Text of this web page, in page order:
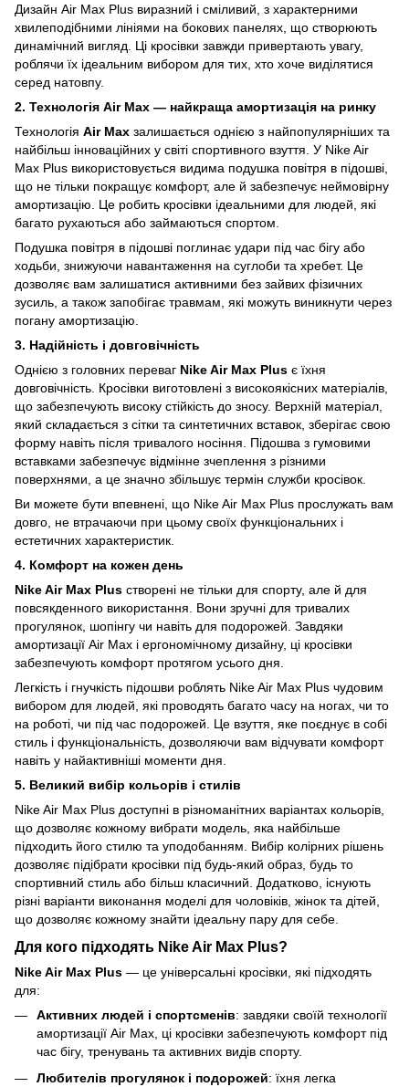
Дизайн Air Max Plus виразний і сміливий, з характерними
хвилеподібними лініями на бокових панелях, що створюють
динамічний вигляд. Ці кросівки завжди привертають увагу,
роблячи їх ідеальним вибором для тих, хто хоче виділятися
серед натовпу.
2. Технологія Air Max — найкраща амортизація на ринку
Технологія Air Max залишається однією з найпопулярніших та
найбільш інноваційних у світі спортивного взуття. У Nike Air
Max Plus використовується видима подушка повітря в підошві,
що не тільки покращує комфорт, але й забезпечує неймовірну
амортизацію. Це робить кросівки ідеальними для людей, які
багато рухаються або займаються спортом.
Подушка повітря в підошві поглинає удари під час бігу або
ходьби, знижуючи навантаження на суглоби та хребет. Це
дозволяє вам залишатися активними без зайвих фізичних
зусиль, а також запобігає травмам, які можуть виникнути через
погану амортизацію.
3. Надійність і довговічність
Однією з головних переваг Nike Air Max Plus є їхня
довговічність. Кросівки виготовлені з високоякісних матеріалів,
що забезпечують високу стійкість до зносу. Верхній матеріал,
який складається з сітки та синтетичних вставок, зберігає свою
форму навіть після тривалого носіння. Підошва з гумовими
вставками забезпечує відмінне зчеплення з різними
поверхнями, а це значно збільшує термін служби кросівок.
Ви можете бути впевнені, що Nike Air Max Plus прослужать вам
довго, не втрачаючи при цьому своїх функціональних і
естетичних характеристик.
4. Комфорт на кожен день
Nike Air Max Plus створені не тільки для спорту, але й для
повсякденного використання. Вони зручні для тривалих
прогулянок, шопінгу чи навіть для подорожей. Завдяки
амортизації Air Max і ергономічному дизайну, ці кросівки
забезпечують комфорт протягом усього дня.
Легкість і гнучкість підошви роблять Nike Air Max Plus чудовим
вибором для людей, які проводять багато часу на ногах, чи то
на роботі, чи під час подорожей. Це взуття, яке поєднує в собі
стиль і функціональність, дозволяючи вам відчувати комфорт
навіть у найактивніші моменти дня.
5. Великий вибір кольорів і стилів
Nike Air Max Plus доступні в різноманітних варіантах кольорів,
що дозволяє кожному вибрати модель, яка найбільше
підходить його стилю та уподобанням. Вибір колірних рішень
дозволяє підібрати кросівки під будь-який образ, будь то
спортивний стиль або більш класичний. Додатково, існують
різні варіанти виконання моделі для чоловіків, жінок та дітей,
що дозволяє кожному знайти ідеальну пару для себе.
Для кого підходять Nike Air Max Plus?
Nike Air Max Plus — це універсальні кросівки, які підходять
для:
Активних людей і спортсменів: завдяки своїй технології
амортизації Air Max, ці кросівки забезпечують комфорт під
час бігу, тренувань та активних видів спорту.
Любителів прогулянок і подорожей: їхня легка